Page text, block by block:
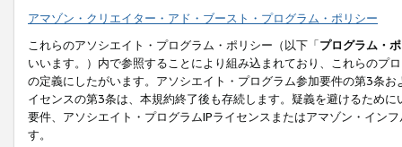
アマゾン・クリエイター・アド・ブースト・プログラム・ポリシー
これらのアソシエイト・プログラム・ポリシー（以下「プログラム・
いいます。）内で参照することにより組み込まれており、これらのプ
の定義にしたがいます。アソシエイト・プログラム参加要件の第3条
イセンスの第3条は、本規約終了後も存続します。疑義を避けるため
要件、アソシエイト・プログラムIPライセンスまたはアマゾン・イン
す。